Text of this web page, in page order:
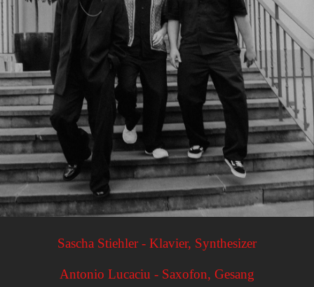
Sascha Stiehler - Klavier, Synthesizer
Antonio Lucaciu - Saxofon, Gesang